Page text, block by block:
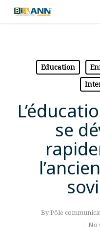
Skip
Education
se
ByPôle
No